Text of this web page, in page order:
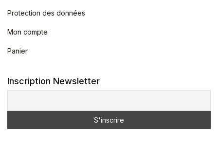
Protection des données
Mon compte
Panier
Inscription Newsletter